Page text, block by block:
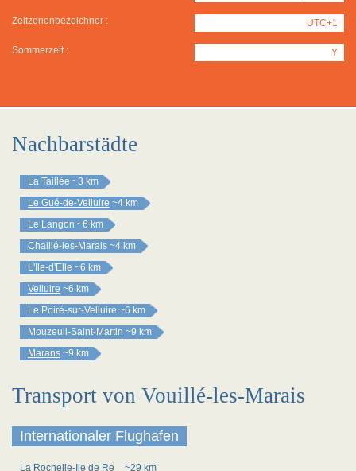
Zeitzonenbezeichner : UTC+1
Sommerzeit : Y
Nachbarstädte
La Taillée ~3 km
Le Gué-de-Velluire ~4 km
Le Langon ~6 km
Chaillé-les-Marais ~4 km
L'Ile-d'Elle ~6 km
Velluire ~6 km
Le Poiré-sur-Velluire ~6 km
Mouzeuil-Saint-Martin ~9 km
Marans ~9 km
Transport von Vouillé-les-Marais
Internationaler Flughafen
La Rochelle-Ile de Re ~29 km